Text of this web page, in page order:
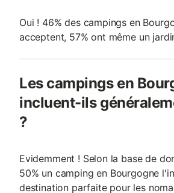
Oui ! 46% des campings en
acceptent, 57% ont même un
Les campings en
incluent-ils
?
Evidemment ! Selon la base de
50% un camping en Bourgogne
destination parfaite pour les